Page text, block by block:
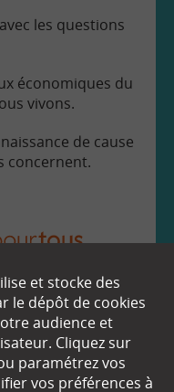
les questions
économiques du
vivons.
de cause
concernent.
?
et stocke des
le dépôt de cookies
audience et
Cliquez sur
paramétrez vos
vos préférences à